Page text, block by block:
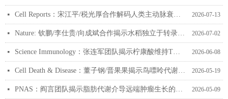
2026-07-13
넷 Cell Reports：宋江平/税光厚合作解码人类主动脉衰老的分子调控网络
2026-07-02
넷 Nature: 钦鹏/李仕贵/向成斌合作揭示水稻独立于转录调控的早期耐热新机制
2026-06-08
넷 Science Immunology：张连军团队揭示柠康酸维持T细胞干性并增强抗肿瘤免疫的相关机制
2026-05-19
넷 Cell Death & Disease：董子钢/晋果果揭示鸟嘌呤代谢驱动食管癌进展的分子机制
2026-05-09
넷 PNAS：阎言团队揭示脂肪代谢介导远端肿瘤生长的分子机制